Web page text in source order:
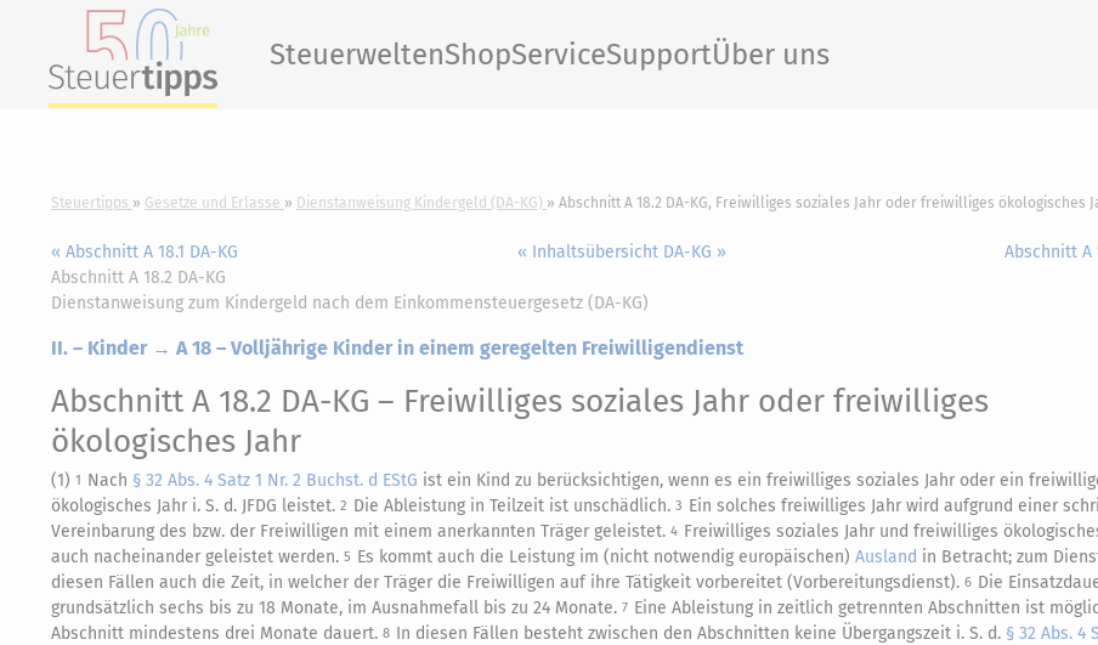
SteuerweltenShopServiceSupportÜber uns
Steuertipps Gesetze und Erlasse Dienstanweisung Kindergeld (DA-KG) Abschnitt A 18.2 DA-KG, Freiwilliges soziales Jahr oder freiwilliges ökologisches
« Abschnitt A 18.1 DA-KG « Inhaltsübersicht DA-KG »
Abschnitt A
Abschnitt A 18.2 DA-KG
Dienstanweisung zum Kindergeld nach dem Einkommensteuergesetz (DA-KG)
II. – Kinder → A 18 – Volljährige Kinder in einem geregelten Freiwilligendienst
Abschnitt A 18.2 DA-KG – Freiwilliges soziales Jahr oder freiwilliges
ökologisches Jahr
(1) 1 Nach § 32 Abs. 4 Satz 1 Nr. 2 Buchst. d EStG ist ein Kind zu berücksichtigen, wenn es ein freiwilliges soziales Jahr oder ein
ökologisches Jahr i. S. d. JFDG leistet. 2 Die Ableistung in Teilzeit ist unschädlich. 3 Ein solches freiwilliges Jahr wird aufgrund einer
Vereinbarung des bzw. der Freiwilligen mit einem anerkannten Träger geleistet. 4 Freiwilliges soziales Jahr und freiwilliges
auch nacheinander geleistet werden. 5 Es kommt auch die Leistung im (nicht notwendig europäischen) Ausland in Betracht; zum
diesen Fällen auch die Zeit, in welcher der Träger die Freiwilligen auf ihre Tätigkeit vorbereitet (Vorbereitungsdienst). 6 Die
grundsätzlich sechs bis zu 18 Monate, im Ausnahmefall bis zu 24 Monate. 7 Eine Ableistung in zeitlich getrennten Abschnitten ist
Abschnitt mindestens drei Monate dauert. 8 In diesen Fällen besteht zwischen den Abschnitten keine Übergangszeit i. S. d. § 32 Abs. 4